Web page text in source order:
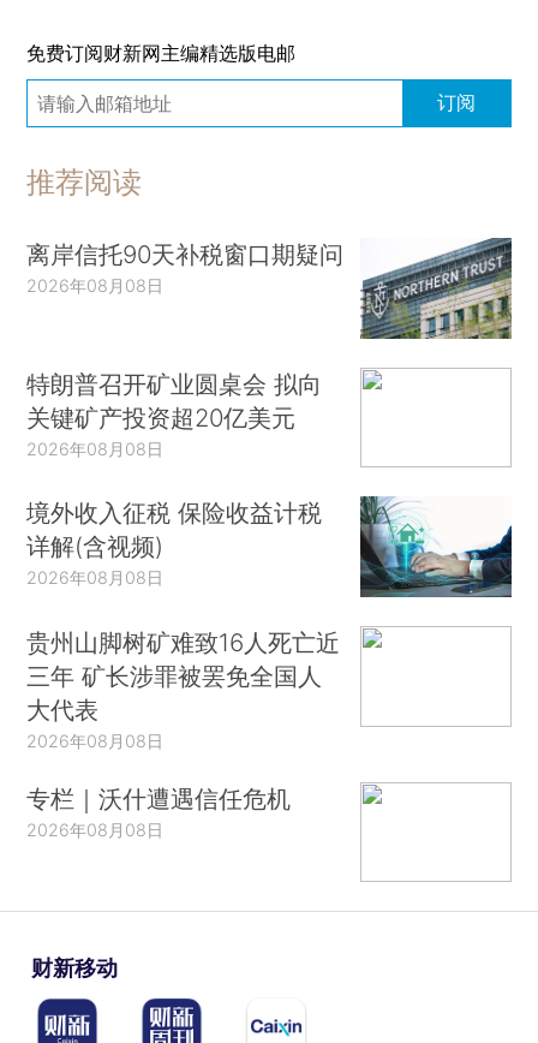
免费订阅财新网主编精选版电邮
订阅
推荐阅读
离岸信托90天补税窗口期疑问
2026年08月08日
特朗普召开矿业圆桌会 拟向
关键矿产投资超20亿美元
2026年08月08日
境外收入征税 保险收益计税
详解(含视频)
2026年08月08日
贵州山脚树矿难致16人死亡近
三年 矿长涉罪被罢免全国人
大代表
2026年08月08日
专栏｜沃什遭遇信任危机
2026年08月08日
财新移动